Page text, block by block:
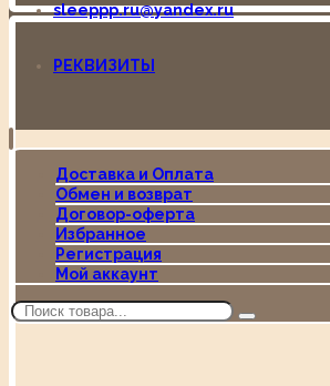
sleeppp.ru@yandex.ru
РЕКВИЗИТЫ
Доставка и Оплата
Обмен и возврат
Договор-оферта
Избранное
Регистрация
Мой аккаунт